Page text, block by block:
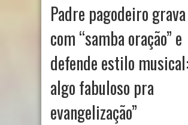
Padre pagodeiro
com “samba oração” e
defende estilo
algo fabuloso pra
evangelização”